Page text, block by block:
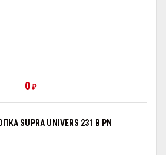
0₽
SUPRA UNIVERS 231 B PN